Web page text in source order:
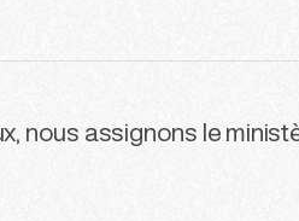
nous assignons le